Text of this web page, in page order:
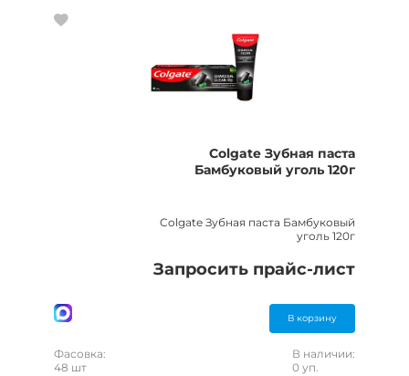
Colgate Зубная паста
Бамбуковый уголь 120г
Colgate Зубная паста Бамбуковый
уголь 120г
Запросить прайс-лист
В корзину
Фасовка:
48 шт
В наличии:
0 уп.